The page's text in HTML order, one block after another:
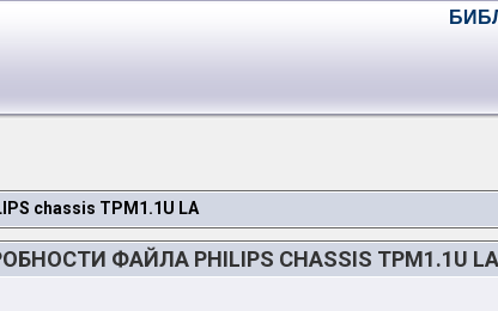
chassis TPM1.1U LA
ФАЙЛА PHILIPS CHASSIS TPM1.1U LA